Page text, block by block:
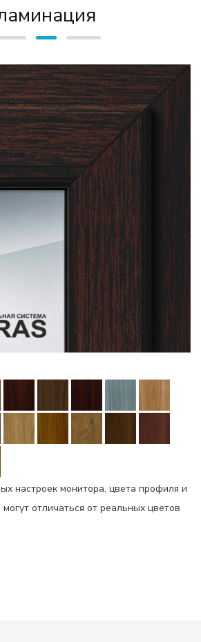
настроек монитора, цвета профиля и
отличаться от реальных цветов